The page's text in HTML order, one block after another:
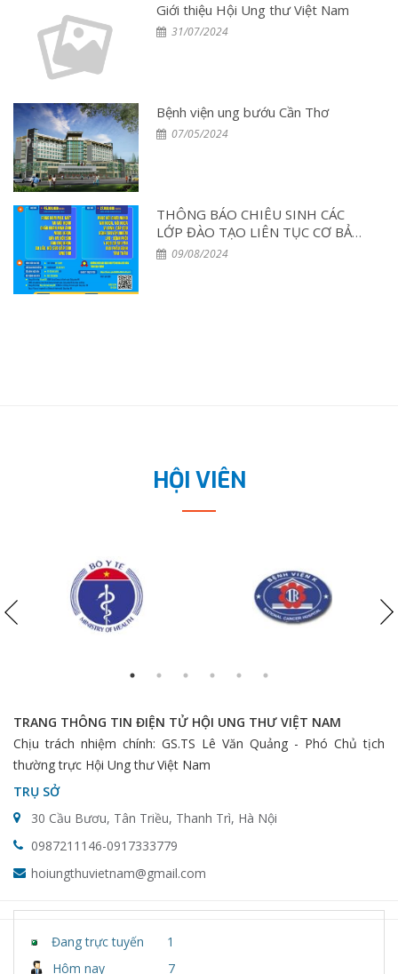
Giới thiệu Hội Ung thư Việt Nam
31/07/2024
Bệnh viện ung bướu Cần Thơ
07/05/2024
THÔNG BÁO CHIÊU SINH CÁC
LỚP ĐÀO TẠO LIÊN TỤC CƠ BẢN
T8/2024
09/08/2024
HỘI VIÊN
TRANG THÔNG TIN ĐIỆN TỬ HỘI UNG THƯ VIỆT NAM
Chịu trách nhiệm chính: GS.TS Lê Văn Quảng - Phó Chủ tịch
thường trực Hội Ung thư Việt Nam
TRỤ SỞ
30 Cầu Bươu, Tân Triều, Thanh Trì, Hà Nội
0987211146-0917333779
hoiungthuvietnam@gmail.com
Đang trực tuyến
1
Hôm nay
7